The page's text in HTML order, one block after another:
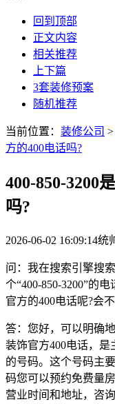
回到顶部
正文内容
相关推荐
上下篇
3套装修预案
随机推荐
当前位置： 装修公司 >
方的400电话吗?
400-850-3200
吗?
2026-06-02 16:09:14统
问：我在搜索引擎搜
个“400-850-3200”的
官方的400电话呢?会
答：您好，可以明确地
装饰官方400电话，
的号码。这个号码主
码您可以预约免费量
营业时间和地址，咨